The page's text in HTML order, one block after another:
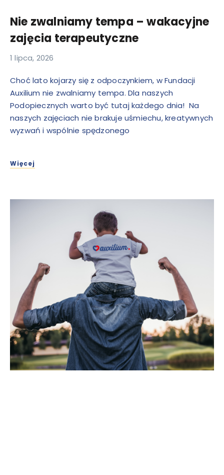
Nie zwalniamy tempa – wakacyjne
zajęcia terapeutyczne
1 lipca, 2026
Choć lato kojarzy się z odpoczynkiem, w Fundacji
Auxilium nie zwalniamy tempa. Dla naszych
Podopiecznych warto być tutaj każdego dnia! Na
naszych zajęciach nie brakuje uśmiechu, kreatywnych
wyzwań i wspólnie spędzonego
Więcej